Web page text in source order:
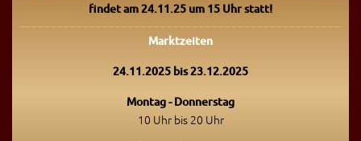
findet am 24.11.25 um 15 Uhr statt!
Marktzeiten
24.11.2025 bis 23.12.2025
Montag - Donnerstag
10 Uhr bis 20 Uhr